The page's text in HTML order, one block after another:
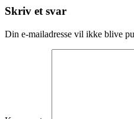
Skriv et svar
Din e-mailadresse vil ikke blive